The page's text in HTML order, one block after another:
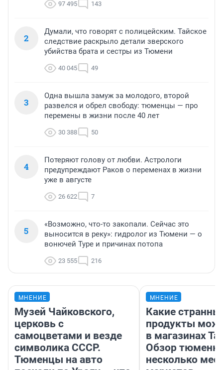
97 495 143
2
Думали, что говорят с полицейским. Тайское
следствие раскрыло детали зверского
убийства брата и сестры из Тюмени
40 045 49
3
Одна вышла замуж за молодого, второй
развелся и обрел свободу: тюменцы — про
перемены в жизни после 40 лет
30 388 50
4
Потеряют голову от любви. Астрологи
предупреждают Раков о переменах в жизни
уже в августе
26 622 7
5
«Возможно, что-то закопали. Сейчас это
выносится в реку»: гидролог из Тюмени — о
вонючей Туре и причинах потопа
23 555 216
МНЕНИЕ
Музей Чайковского,
церковь с
самоцветами и везде
символика СССР.
Тюменцы на авто
МНЕНИЕ
Какие
продукты
в магазинах
Обзор
несколько